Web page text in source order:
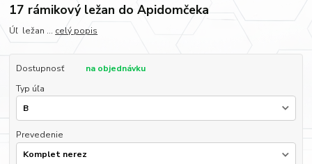
17 rámikový ležan do Apidomčeka
Úľ ležan ... celý popis
Dostupnosť
na objednávku
Typ úľa
Prevedenie